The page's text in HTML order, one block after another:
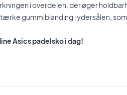
i overdelen, der øger
gummiblanding i ydersålen,
Asics padelsko i dag!